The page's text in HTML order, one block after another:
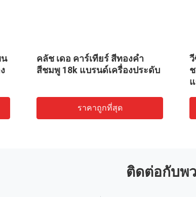
คลัช เดอ คาร์เทียร์ สีทองคํา
สีชมพู 18k แบรนด์เครื่องประดับ
ราคาถูกที่สุด
ติดต่อกับพ